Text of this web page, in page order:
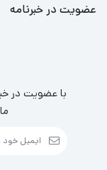
عضویت در خبرنامه
با عضویت در